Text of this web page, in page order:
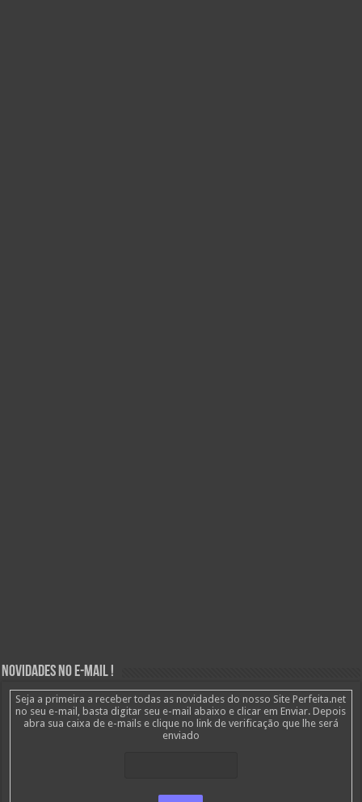
Novidades no E-mail !
Seja a primeira a receber todas as novidades do nosso Site Perfeita.net
no seu e-mail, basta digitar seu e-mail abaixo e clicar em Enviar. Depois
abra sua caixa de e-mails e clique no link de verificação que lhe será
enviado